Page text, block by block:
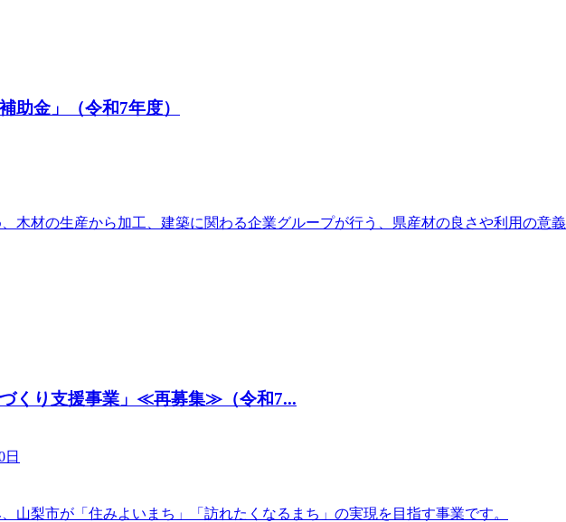
助金」（令和7年度）
木材の生産から加工、建築に関わる企業グループが行う、県産材の良さや利用の意
くり支援事業」≪再募集≫（令和7...
日
山梨市が「住みよいまち」「訪れたくなるまち」の実現を目指す事業です。